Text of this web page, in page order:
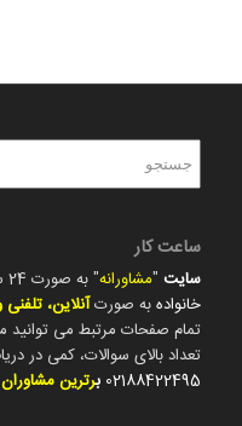
ساعت کار
سایت"مشاورانه" به صورت 24 ساعته در زمینه های
خانوادهبه صورتآنلاین،
تمام صفحات مرتبط می توانید
تعداد بالای سوالات، کمی در
02188422495 برترین مشاوران